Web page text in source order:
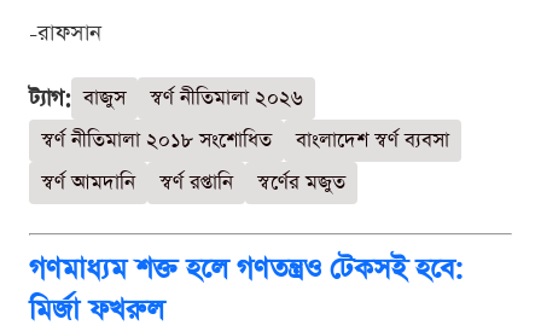
-রাফসান
ট্যাগ: বাজুস
স্বর্ণ নীতিমালা ২০২৬
স্বর্ণ নীতিমালা ২০১৮ সংশোধিত
বাংলাদেশ স্বর্ণ ব্যবসা
স্বর্ণ আমদানি
স্বর্ণ রপ্তানি স্বর্ণের মজুত
গণমাধ্যম শক্ত হলে গণতন্ত্রও টেকসই হবে:
মির্জা ফখরুল